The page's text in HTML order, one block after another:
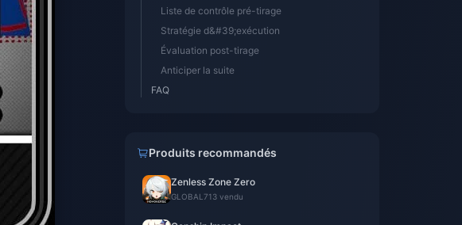
Liste de contrôle pré-tirage
Stratégie d&#39;exécution
Évaluation post-tirage
Anticiper la suite
FAQ
Produits recommandés
Zenless Zone Zero
GLOBAL 713 vendu